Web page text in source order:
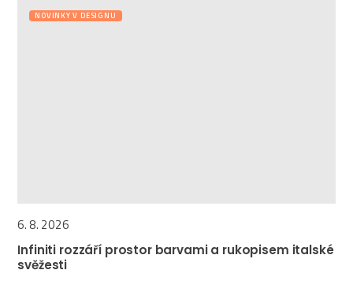
NOVINKY V DESIGNU
6. 8. 2026
Infiniti rozzáří prostor barvami a rukopisem italské
svěžesti